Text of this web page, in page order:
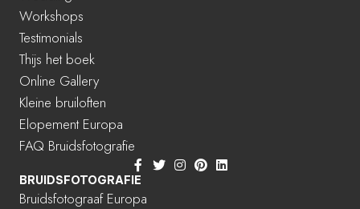
Workshops
Testimonials
Thijs het boek
Online Gallery
Kleine bruiloften
Elopement Europa
FAQ Bruidsfotografie
BRUIDSFOTOGRAFIE
Bruidsfotograaf Europa